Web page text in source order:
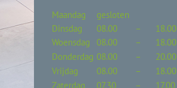
Maandag
gesloten
Dinsdag
08.00 –
18.00
Woensdag
08.00 –
18.00
Donderdag 08.00 –
20.00
Vrijdag
08.00 –
18.00
Zaterdag
07.30 – 17.00